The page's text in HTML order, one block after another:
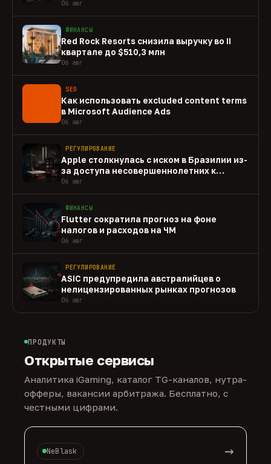
06 авг
ФИНАНСЫ
Red Rock Resorts снизила выручку во II
квартале до $510,3 млн
06 авг
SEO
Как использовать excluded content terms
в Microsoft Audience Ads
06 авг
РЕГУЛИРОВАНИЕ
Apple столкнулась с иском в Бразилии из-
за доступа несовершеннолетних к
gambling-приложениям
06 авг
ФИНАНСЫ
Flutter сократила прогноз на фоне
налогов и расходов на ЧМ
06 авг
РЕГУЛИРОВАНИЕ
ASIC предупредила австралийцев о
нелицензированных рынках прогнозов
06 авг
ПРОДУКТЫ
Открытые сервисы
Аналитика iGaming, каталог TG-каналов, нутра-
офферы, вакансии арбитража. Бесплатно, с
честными цифрами.
NeBlask →